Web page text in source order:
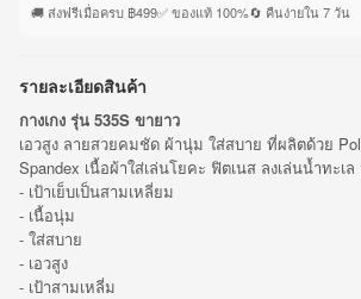
🚚 ส่งฟรีเมื่อครบ ฿499✅ ของแท้ 100%🔄 คืนง่ายใน 7 วัน
รายละเอียดสินค้า
กางเกง รุ่น 535S ขายาว
เอวสูง ลายสวยคมชัด ผ้านุ่ม ใส่สบาย ที่ผลิตด้วย
Spandex เนื้อผ้าใส่เล่นโยคะ ฟิตเนส ลงเล่นน้ำทะเ
- เป้าเย็บเป็นสามเหลี่ยม
- เนื้อนุ่ม
- ใส่สบาย
- เอวสูง
- เป้าสามเหลี่ม